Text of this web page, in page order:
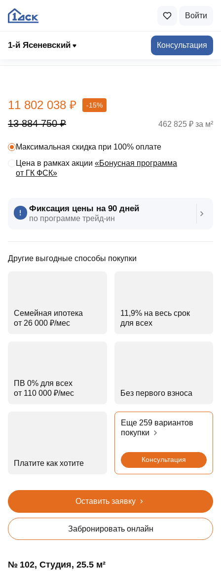
Войти
1-й Ясеневский Консультация
Выбрать квартиру
13 884 750 ₽
11 802 038 ₽ -15%
Фиксация цены на 90 дней
по программе трейд‑ин
Другие выгодные способы покупки
Семейная ипотека
от 26 000 ₽⁠/⁠мес
11,9% на весь срок
для всех
ПВ 0% для всех
от 110 000 ₽⁠/⁠мес
Без первого взноса
Платите как хотите
Еще 259 вариантов
покупки
Консультация
Максимальная скидка при 100% оплате
Цена в рамках акции «Бонусная программа
от ГК ФСК»
462 825 ₽ за м²
Оставить заявку
Забронировать онлайн
№ 102, Студия, 25.5 м²